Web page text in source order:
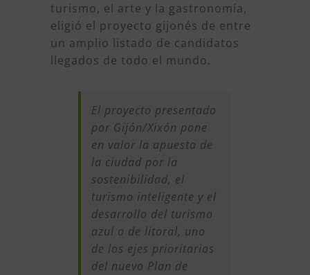
turismo, el arte y la gastronomía,
eligió el proyecto gijonés de entre
un amplio listado de candidatos
llegados de todo el mundo.
El proyecto presentado
por Gijón/Xixón pone
en valor la apuesta de
la ciudad por la
sostenibilidad, el
turismo inteligente y el
desarrollo del turismo
azul o de litoral, uno
de los ejes prioritarios
del nuevo Plan de